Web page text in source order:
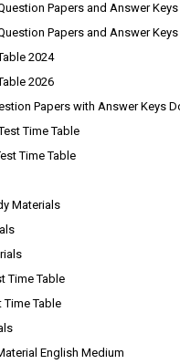
Papers and Answer
Papers and Answer
2024
2026
Papers with Answer Keys
Time Table
Time Table
Materials
Time Table
Time Table
English Medium